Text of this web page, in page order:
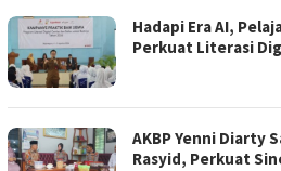
Hadapi Era AI,
Perkuat Literasi
AKBP Yenni Diarty
Rasyid, Perkuat